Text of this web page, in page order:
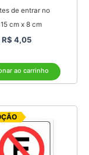
de entrar no
cm x 8 cm
R$ 4,05
ao carrinho
O
preço
original
era:
R$ 11,05.
preço
atual
é:
R$ 8,85.